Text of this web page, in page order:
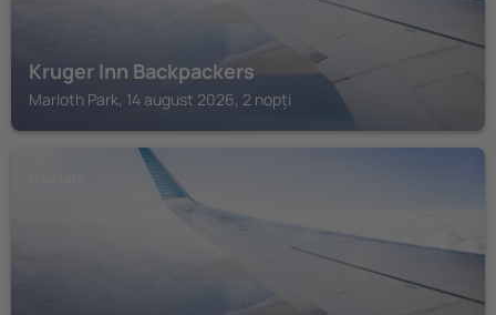
Kruger Inn Backpackers
Marloth Park, 14 august 2026, 2 nopți